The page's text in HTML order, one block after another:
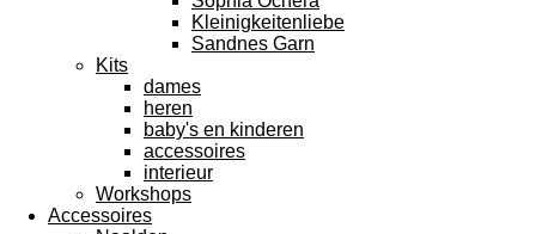
Kleinigkeitenliebe
Sandnes Garn
Kits
dames
heren
baby's en kinderen
accessoires
interieur
Workshops
Accessoires